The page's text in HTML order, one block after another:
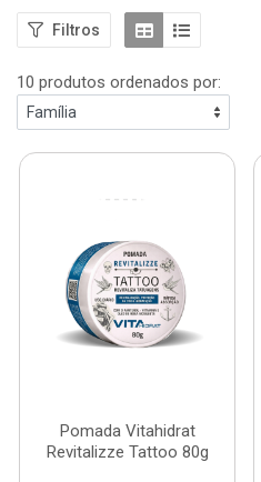
Filtros
10 produtos ordenados por:
Pomada Vitahidrat
Revitalizze Tattoo 80g